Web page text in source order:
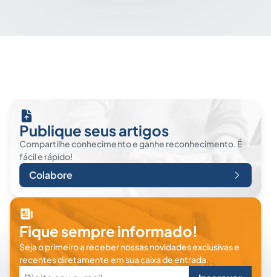
Publique seus artigos
Compartilhe conhecimento e ganhe reconhecimento. É
fácil e rápido!
Colabore
Fique sempre informado!
Seja o primeiro a receber nossas novidades exclusivas e
recentes diretamente em sua caixa de entrada.